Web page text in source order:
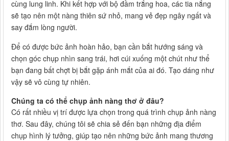
cùng lung linh. Khi kết hợp với bộ đầm trắng hoa, các tia nắng
sẽ tạo nên một nàng thiên sứ nhỏ, mang vẻ đẹp ngây ngất và
say đắm lòng người.
Để có được bức ảnh hoàn hảo, bạn cần bắt hướng sáng và
chọn góc chụp nhìn sang trái, hơi cúi xuống một chút như thể
bạn đang bất chợt bị bắt gặp ánh mắt của ai đó. Tạo dáng như
vậy sẽ vô cùng tự nhiên.
Chúng ta có thể chụp ảnh nàng thơ ở đâu?
Có rất nhiều vị trí được lựa chọn trong quá trình chụp ảnh nàng
thơ. Sau đây, chúng tôi sẽ chia sẻ đến bạn những địa điểm
chụp hình lý tưởng, giúp tạo nên những bức ảnh mang thương